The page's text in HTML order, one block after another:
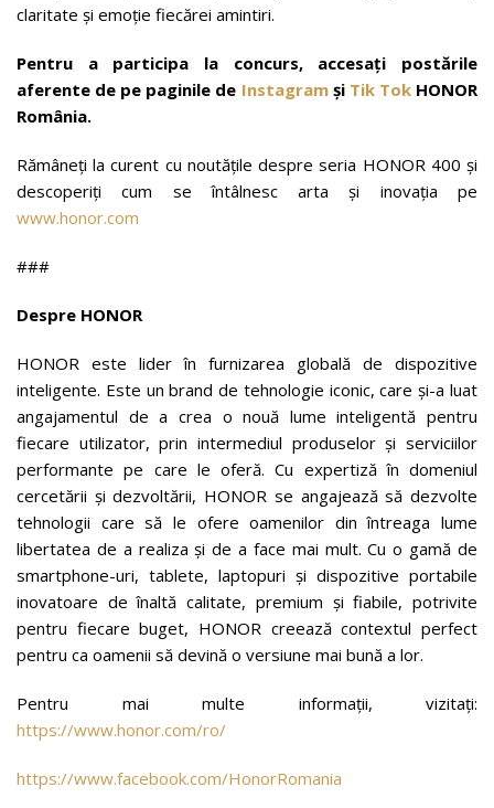
claritate și emoție fiecărei amintiri.
Pentru a participa la concurs, accesați postările
aferente de pe paginile de Instagramși Tik TokHONOR
România.
Rămâneți la curent cu noutățile despre seria HONOR 400 și
descoperiți cum se întâlnesc arta și inovația pe
www.honor.com
###
Despre HONOR
HONOR este lider în furnizarea globală de dispozitive
inteligente. Este un brand de tehnologie iconic, care și-a luat
angajamentul de a crea o nouă lume inteligentă pentru
fiecare utilizator, prin intermediul produselor și serviciilor
performante pe care le oferă. Cu expertiză în domeniul
cercetării și dezvoltării, HONOR se angajează să dezvolte
tehnologii care să le ofere oamenilor din întreaga lume
libertatea de a realiza și de a face mai mult. Cu o gamă de
smartphone-uri, tablete, laptopuri și dispozitive portabile
inovatoare de înaltă calitate, premium și fiabile, potrivite
pentru fiecare buget, HONOR creează contextul perfect
pentru ca oamenii să devină o versiune mai bună a lor.
Pentru mai multe informații, vizitați:
https://www.honor.com/ro/
https://www.facebook.com/HonorRomania